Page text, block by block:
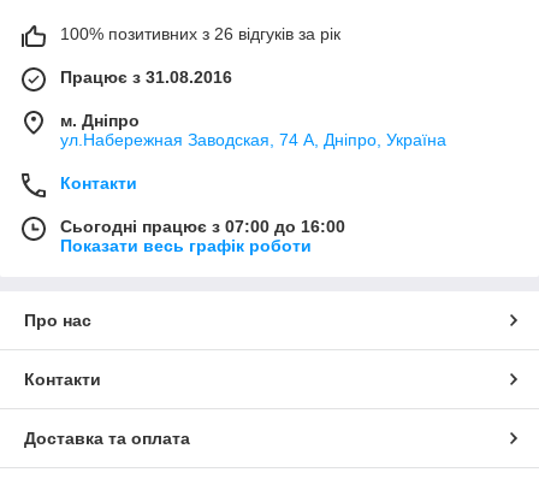
100% позитивних з 26 відгуків за рік
Працює з 31.08.2016
м. Дніпро
ул.Набережная Заводская, 74 А, Дніпро, Україна
Контакти
Сьогодні працює з 07:00 до 16:00
Показати весь графік роботи
Про нас
Контакти
Доставка та оплата